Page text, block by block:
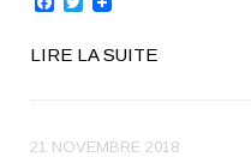
LIRE LA SUITE
21 NOVEMBRE 2018